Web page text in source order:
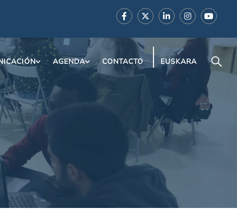
AGENDA CONTACTO EUSKARA